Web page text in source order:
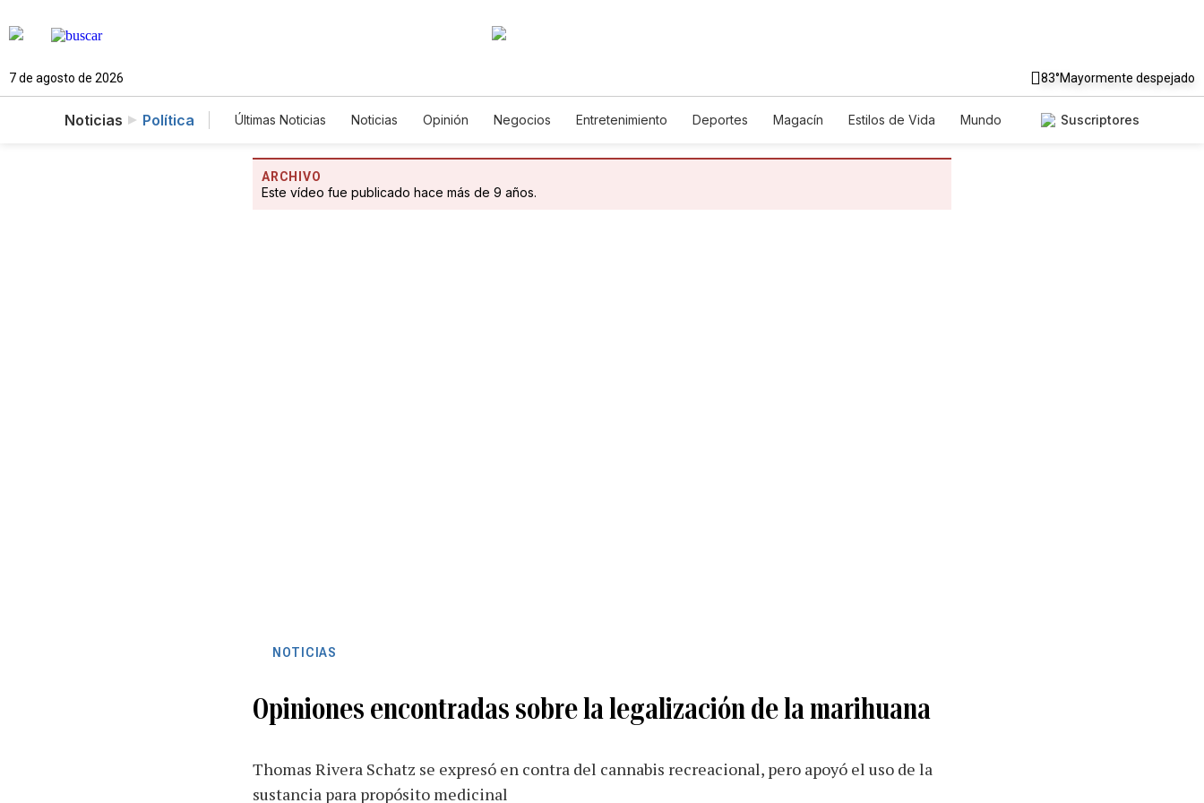
7 de agosto de 2026 83°Mayormente despejado
Noticias Política Últimas Noticias Noticias Opinión Negocios Entretenimiento Deportes Magacín Estilos de Vida
Mundo
Suscriptores
ARCHIVO
Este vídeo fue publicado hace más de 9 años.
NOTICIAS
Opiniones encontradas sobre la legalización de la marihuana
Thomas Rivera Schatz se expresó en contra del cannabis recreacional, pero apoyó el uso de la
sustancia para propósito medicinal